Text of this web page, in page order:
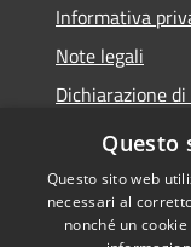
Informativa
Note legali
Dichiarazione
Whistleblowing
Questo
Questo sito web
necessari al
nonché un